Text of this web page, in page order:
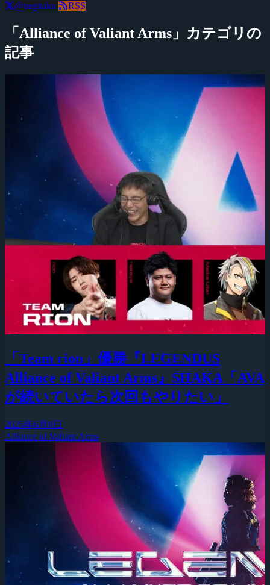
@negitaku RSS
「Alliance of Valiant Arms」カテゴリの
記事
「Team rion」優勝『LEGENDUS
Alliance of Valiant Arms』SHAKA「AVA
が続いていたら次回もやりたい」
2025年6月8日
Alliance of Valiant Arms